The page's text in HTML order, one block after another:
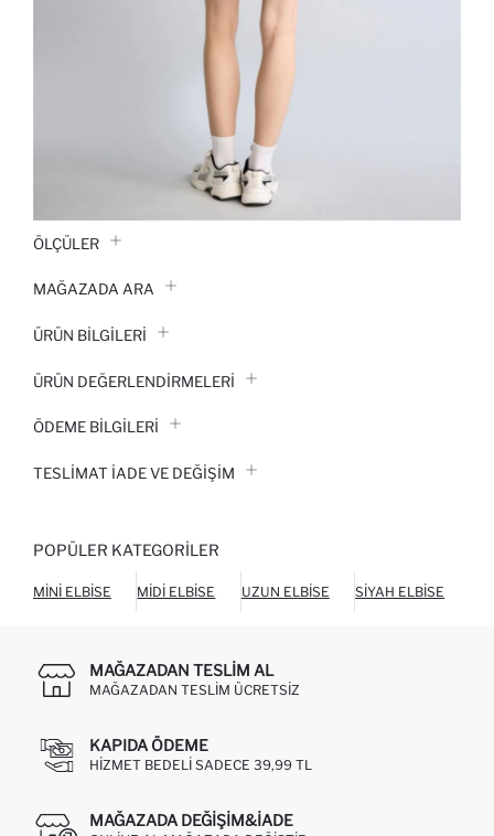
ÖLÇÜLER
MAĞAZADA ARA
ÜRÜN BILGILERI
ÜRÜN DEĞERLENDİRMELERİ
ÖDEME BİLGİLERİ
TESLIMAT İADE VE DEĞIŞIM
POPÜLER KATEGORILER
MINI ELBISE MIDI ELBISE UZUN ELBISE SIYAH ELBISE
MAĞAZADAN TESLIM AL
MAĞAZADAN TESLIM ÜCRETSIZ
KAPIDA ÖDEME
HIZMET BEDELI SADECE 39,99 TL
MAĞAZADA DEĞIŞIM&İADE